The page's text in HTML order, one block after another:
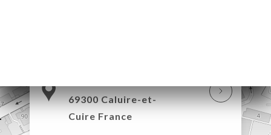
69300 Caluire-et-
Cuire France